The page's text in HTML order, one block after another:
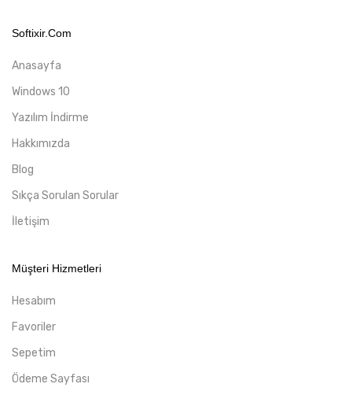
Softixir.com
Anasayfa
Windows 10
Yazılım İndirme
Hakkımızda
Blog
Sıkça Sorulan Sorular
İletişim
Müşteri Hizmetleri
Hesabım
Favoriler
Sepetim
Ödeme Sayfası